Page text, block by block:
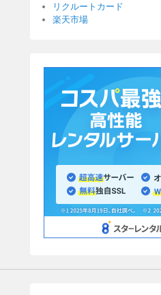
リクルートカード
楽天市場